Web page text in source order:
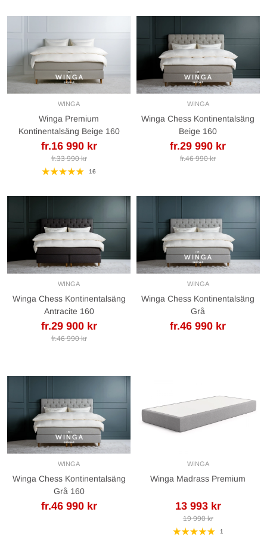
WINGA
Winga Premium
Kontinentalsäng Beige 160
fr.16 990 kr
fr.33 990 kr
16
WINGA
Winga Chess Kontinentalsäng
Beige 160
fr.29 990 kr
fr.46 990 kr
WINGA
Winga Chess Kontinentalsäng
Antracite 160
fr.29 900 kr
fr.46 990 kr
WINGA
Winga Chess Kontinentalsäng
Grå
fr.46 990 kr
WINGA
Winga Chess Kontinentalsäng
Grå 160
fr.46 990 kr
WINGA
Winga Madrass Premium
13 993 kr
19 990 kr
1